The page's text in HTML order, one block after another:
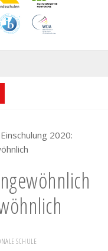
Einschulung 2020:
SCHULE